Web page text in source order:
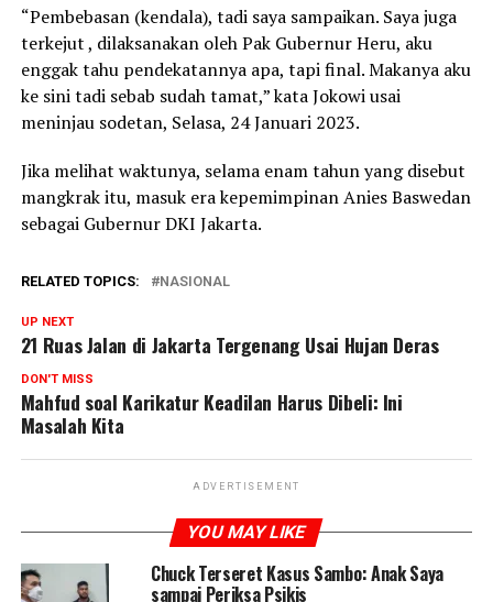
“Pembebasan (kendala), tadi saya sampaikan. Saya juga
terkejut , dilaksanakan oleh Pak Gubernur Heru, aku
enggak tahu pendekatannya apa, tapi final. Makanya aku
ke sini tadi sebab sudah tamat,” kata Jokowi usai
meninjau sodetan, Selasa, 24 Januari 2023.
Jika melihat waktunya, selama enam tahun yang disebut
mangkrak itu, masuk era kepemimpinan Anies Baswedan
sebagai Gubernur DKI Jakarta.
RELATED TOPICS: NASIONAL
UP NEXT
21 Ruas Jalan di Jakarta Tergenang Usai Hujan Deras
DON'T MISS
Mahfud soal Karikatur Keadilan Harus Dibeli: Ini
Masalah Kita
ADVERTISEMENT
YOU MAY LIKE
Chuck Terseret Kasus Sambo: Anak Saya
sampai Periksa Psikis